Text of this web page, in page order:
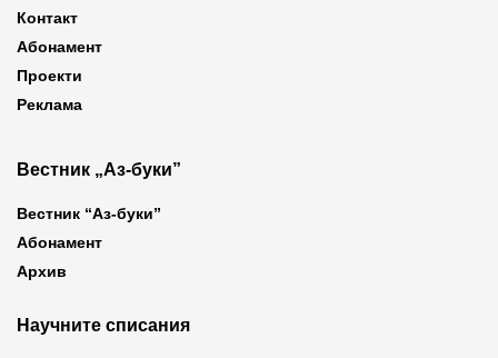
Контакт
Абонамент
Проекти
Реклама
Вестник „Аз-буки”
Вестник “Аз-буки”
Абонамент
Архив
Научните списания